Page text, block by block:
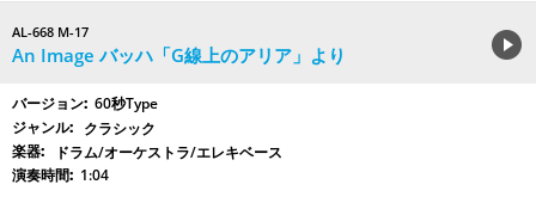
AL-668 M-17
An Image バッハ「G線上のアリア」より
60秒Type
クラシック
ドラム/オーケストラ/エレキベース
1:04